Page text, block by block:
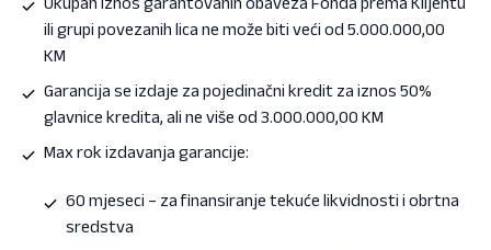
ili grupi povezanih lica ne može biti veći od 5.000.000,00
KM
Garancija se izdaje za pojedinačni kredit za iznos 50%
glavnice kredita, ali ne više od 3.000.000,00 KM
Max rok izdavanja garancije:
60 mjeseci – za finansiranje tekuće likvidnosti i obrtna
sredstva